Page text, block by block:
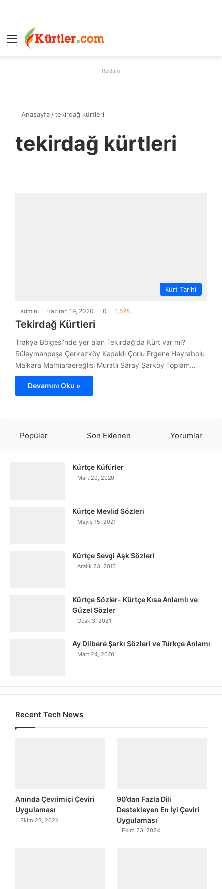
Menü
Reklam
Anasayfa /tekirdağ kürtleri
tekirdağ kürtleri
Kürt Tarihi
admin Haziran 19, 2020 0 1.528
Tekirdağ Kürtleri
Trakya Bölgesi‘nde yer alan Tekirdağ’da Kürt var mı?
Süleymanpaşa Çerkezköy Kapaklı Çorlu Ergene Hayrabolu
Malkara Marmaraereğlisi Muratlı Saray Şarköy Toplam…
Devamını Oku »
Popüler Son Eklenen Yorumlar
Kürtçe Küfürler
Mart 29, 2020
Kürtçe Mevlid Sözleri
Mayıs 15, 2021
Kürtçe Sevgi Aşk Sözleri
Aralık 23, 2015
Kürtçe Sözler- Kürtçe Kısa Anlamlı ve
Güzel Sözler
Ocak 3, 2021
Ay Dilberé Şarkı Sözleri ve Türkçe Anlamı
Mart 24, 2020
Recent Tech News
Anında Çevrimiçi Çeviri
Uygulaması
Ekim 23, 2024
90’dan Fazla Dili
Destekleyen En İyi Çeviri
Uygulaması
Ekim 23, 2024